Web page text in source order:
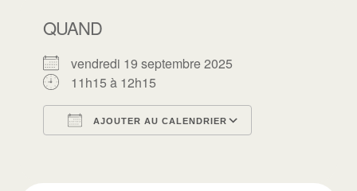
QUAND
vendredi 19 septembre 2025
11h15 à 12h15
AJOUTER AU CALENDRIER